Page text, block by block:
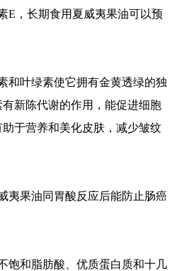
E，长期食用夏威夷果油可以预
和叶绿素使它拥有金黄透绿的独
新陈代谢的作用，能促进细胞
于营养和美化皮肤，减少皱纹
夷果油同胃酸反应后能防止肠癌
饱和脂肪酸、优质蛋白质和十几